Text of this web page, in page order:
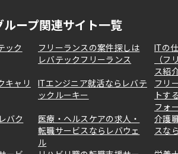
ループ関連サイト一覧
ック
フリーランスの案件探しは
レバテックフリーランス
ITの
（フ
ス紹
キャリ
ITエンジニア就活ならレバテ
ックルーキー
フリ
トす
フォ
バク
医療・ヘルスケアの求人・
転職サービスならレバウェ
ル
介護
スな